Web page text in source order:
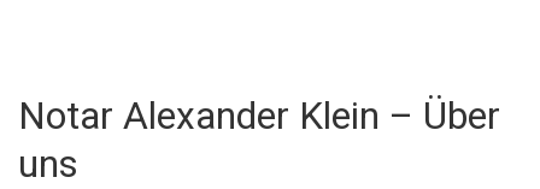
Notar Alexander Klein – Über
uns